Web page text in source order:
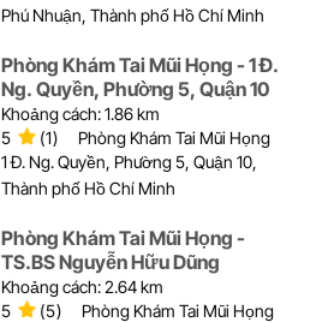
Phú Nhuận, Thành phố Hồ Chí Minh
Phòng Khám Tai Mũi Họng - 1 Đ.
Ng. Quyền, Phường 5, Quận 10
Khoảng cách: 1.86 km
5
(1)
Phòng Khám Tai Mũi Họng
1 Đ. Ng. Quyền, Phường 5, Quận 10,
Thành phố Hồ Chí Minh
Phòng Khám Tai Mũi Họng -
TS.BS Nguyễn Hữu Dũng
Khoảng cách: 2.64 km
5
(5)
Phòng Khám Tai Mũi Họng